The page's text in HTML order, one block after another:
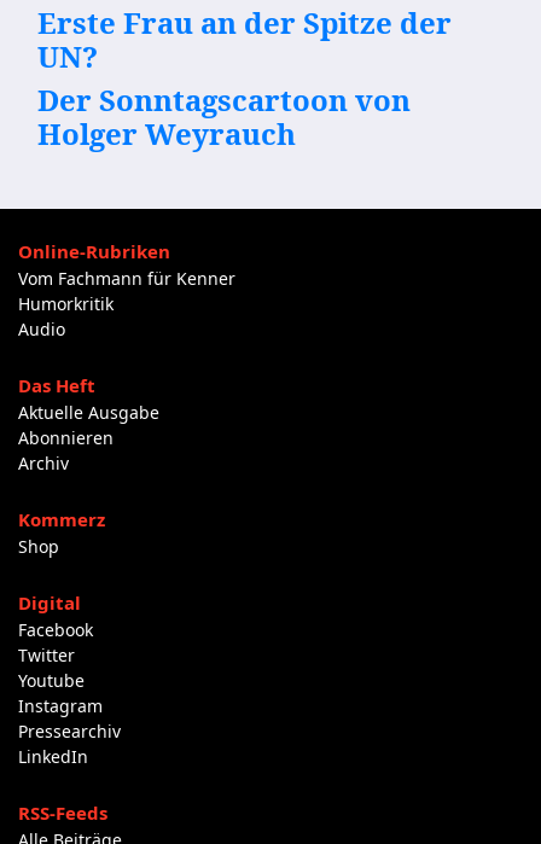
Erste Frau an der Spitze der
UN?
Der Sonntagscartoon von
Holger Weyrauch
Online-Rubriken
Vom Fachmann für Kenner
Humorkritik
Audio
Das Heft
Aktuelle Ausgabe
Abonnieren
Archiv
Kommerz
Shop
Digital
Facebook
Twitter
Youtube
Instagram
Pressearchiv
LinkedIn
RSS-Feeds